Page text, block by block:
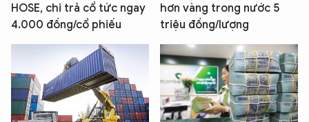
HOSE, chi trả cổ tức ngay
4.000 đồng/cổ phiếu
hơn vàng trong nước 5
triệu đồng/lượng